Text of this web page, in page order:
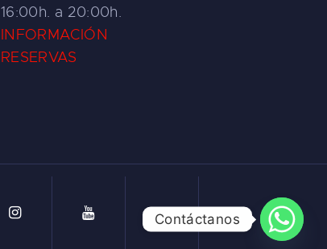
16:00h. a 20:00h.
INFORMACIÓN
RESERVAS
Contáctanos